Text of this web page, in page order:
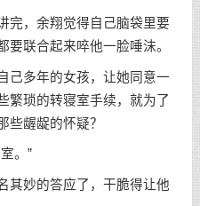
，余翔觉得自己脑袋里要
要联合起来啐他一脸唾沫。
多年的女孩，让她同意一
繁琐的转寝室手续，就为了
些龌龊的怀疑？
。”
妙的答应了，干脆得让他